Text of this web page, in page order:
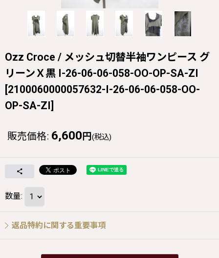
Ozz Croce / メッシュ切替半袖ワンピース グ
リーンＸ黒 I-26-06-06-058-OO-OP-SA-ZI
[2100060000057632-I-26-06-06-058-OO-
OP-SA-ZI]
販売価格: 6,600 円 (税込)
数量:
返品特約に関する重要事項